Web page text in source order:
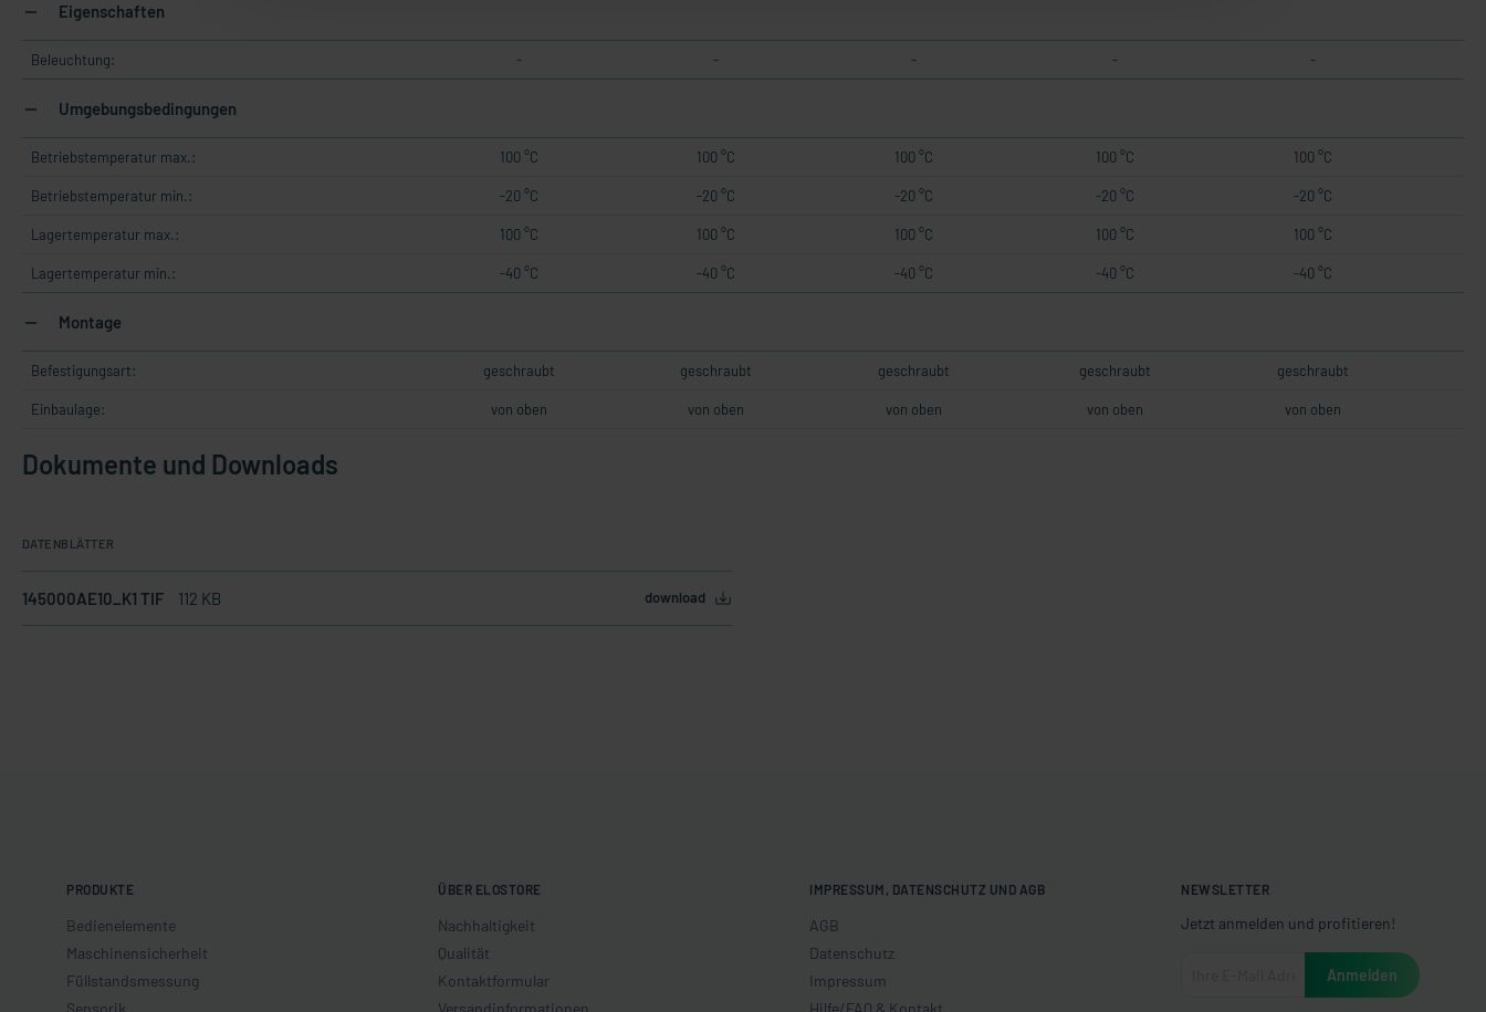
Eigenschaften
Beleuchtung: - - - - -
Umgebungsbedingungen
Betriebstemperatur max.: 100 °C 100 °C 100 °C 100 °C 100 °C
Betriebstemperatur min.: -20 °C -20 °C -20 °C -20 °C -20 °C
Lagertemperatur max.: 100 °C 100 °C 100 °C 100 °C 100 °C
Lagertemperatur min.: -40 °C -40 °C -40 °C -40 °C -40 °C
Montage
Befestigungsart: geschraubt geschraubt geschraubt geschraubt geschraubt
Einbaulage: von oben von oben von oben von oben von oben
Dokumente und Downloads
DATENBLÄTTER
145000AE10_K1 TIF 112 KB download
PRODUKTE
Bedienelemente
Maschinensicherheit
Füllstandsmessung
Sensorik
ÜBER ELOSTORE
Nachhaltigkeit
Qualität
Kontaktformular
Versandinformationen
IMPRESSUM, DATENSCHUTZ UND AGB
AGB
Datenschutz
Impressum
Hilfe/FAQ & Kontakt
NEWSLETTER
Jetzt anmelden und profitieren!